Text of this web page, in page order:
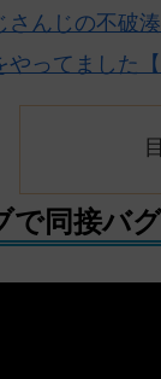
さんじの不破
やってました
で同接バグ